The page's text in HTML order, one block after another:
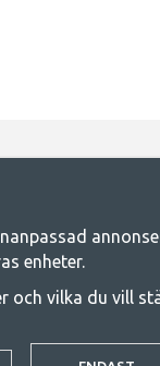
Oavsett vilken
all annan
gärna kontakt med
All rights
enheter.
vilka du vill